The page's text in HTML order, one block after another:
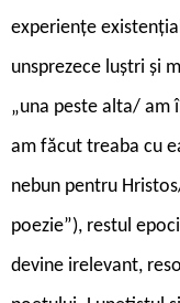
experiențe
unsprezece luștri și
„una peste alta/ am
am făcut treaba cu
nebun pentru
poezie”), restul
devine irelevant,